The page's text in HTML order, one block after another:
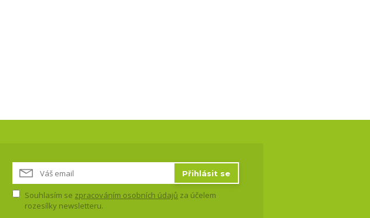
Přihlásit se
Souhlasím se zpracováním osobních údajů za účelem
rozesílky newsletteru.